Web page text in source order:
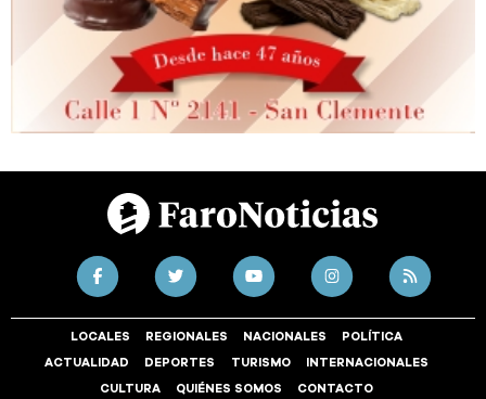
LOCALES REGIONALES NACIONALES POLÍTICA
ACTUALIDAD DEPORTES TURISMO INTERNACIONALES
CULTURA QUIÉNES SOMOS CONTACTO